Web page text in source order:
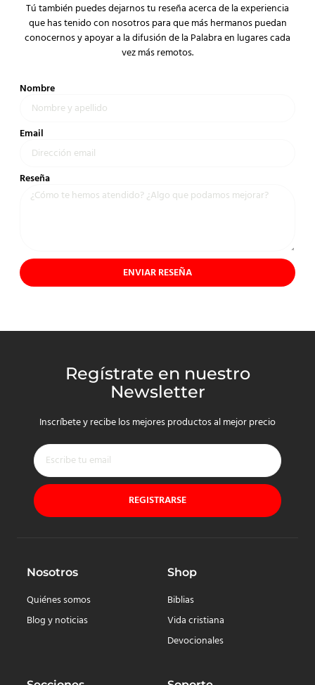
Tú también puedes dejarnos tu reseña acerca de la experiencia
que has tenido con nosotros para que más hermanos puedan
conocernos y apoyar a la difusión de la Palabra en lugares cada
vez más remotos.
Nombre
Email
Reseña
ENVIAR RESEÑA
Regístrate en nuestro
Newsletter
Inscríbete y recibe los mejores productos al mejor precio
REGISTRARSE
Nosotros
Quiénes somos
Blog y noticias
Shop
Biblias
Vida cristiana
Devocionales